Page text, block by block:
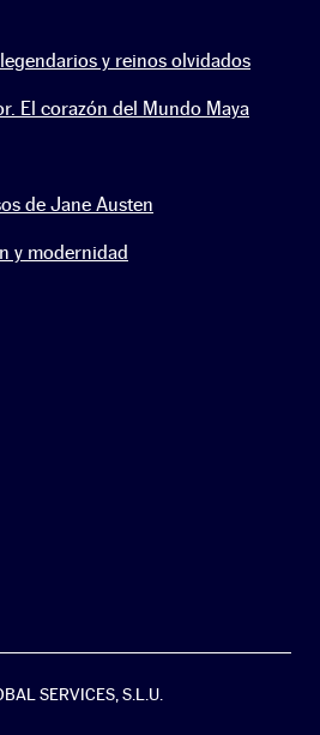
y reinos olvidados
El corazón del Mundo Maya
de Jane Austen
y modernidad
SERVICES, S.L.U.